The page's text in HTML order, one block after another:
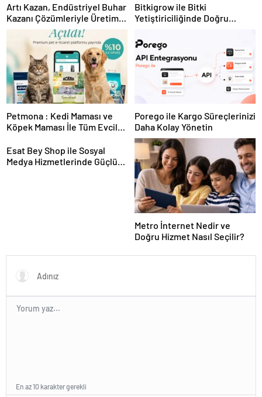
Artı Kazan, Endüstriyel Buhar
Kazanı Çözümleriyle Üretim
Tesislerine Verimli Sistemler
Sunuyor
Bitkigrow ile Bitki
Yetiştiriciliğinde Doğru
Petmona : Kedi Maması ve
Köpek Maması İle Tüm Evcil
Porego ile Kargo Süreçlerinizi
Daha Kolay Yönetin
Esat Bey Shop ile Sosyal
Medya Hizmetlerinde Güçlü
Metro İnternet Nedir ve
Doğru Hizmet Nasıl Seçilir?
En az 10 karakter gerekli